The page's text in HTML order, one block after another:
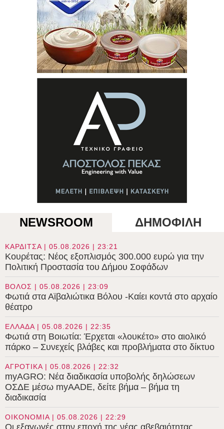
NEWSROOM ΔΗΜΟΦΙΛΗ
ΚΑΡΔΙΤΣΑ | 05.08.2026 | 23:21
Κουρέτας: Νέος εξοπλισμός 300.000 ευρώ για την
Πολιτική Προστασία του Δήμου Σοφάδων
ΒΟΛΟΣ | 05.08.2026 | 23:09
Φωτιά στα Αϊβαλιώτικα Βόλου -Καίει κοντά στο αρχαίο
θέατρο
ΕΛΛΑΔΑ | 05.08.2026 | 22:35
Φωτιά στη Βοιωτία: Έρχεται «λουκέτο» στο αιολικό
πάρκο – Συνεχείς βλάβες και προβλήματα στο δίκτυο
ΑΓΡΟΤΙΚΑ | 05.08.2026 | 22:32
myAGRO: Νέα διαδικασία υποβολής δηλώσεων
ΟΣΔΕ μέσω myAADE, δείτε βήμα – βήμα τη
διαδικασία
ΟΙΚΟΝΟΜΙΑ | 05.08.2026 | 22:29